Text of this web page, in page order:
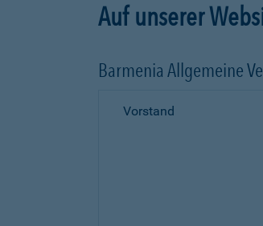
Auf unserer
Barmenia Allgemeine
Vorstand